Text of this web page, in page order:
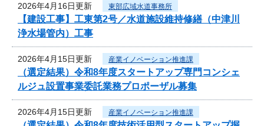
2026年4月16日更新 東部広域水道事務所
【建設工事】工東第2号／水道施設維持修繕（中津川
浄水場管内）工事
2026年4月15日更新 産業イノベーション推進課
（選定結果）令和8年度スタートアップ専門コンシェ
ルジュ設置事業委託業務プロポーザル募集
2026年4月15日更新 産業イノベーション推進課